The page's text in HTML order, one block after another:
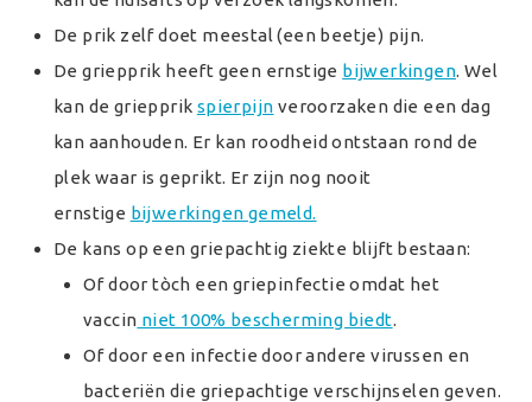
De prik zelf doet meestal (een beetje) pijn.
De griepprik heeft geen ernstige bijwerkingen. Wel
kan de griepprik spierpijn veroorzaken die een dag
kan aanhouden. Er kan roodheid ontstaan rond de
plek waar is geprikt. Er zijn nog nooit
ernstige bijwerkingen gemeld.
De kans op een griepachtig ziekte blijft bestaan:
Of door tòch een griepinfectie omdat het
vaccin niet 100% bescherming biedt.
Of door een infectie door andere virussen en
bacteriën die griepachtige verschijnselen geven.